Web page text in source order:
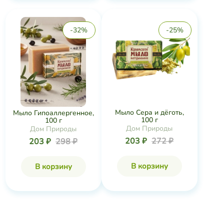
-32%
Мыло Гипоаллергенное,
100 г
Дом Природы
203 ₽ 298 ₽
В корзину
-25%
Мыло Сера и дёготь,
100 г
Дом Природы
203 ₽ 272 ₽
В корзину